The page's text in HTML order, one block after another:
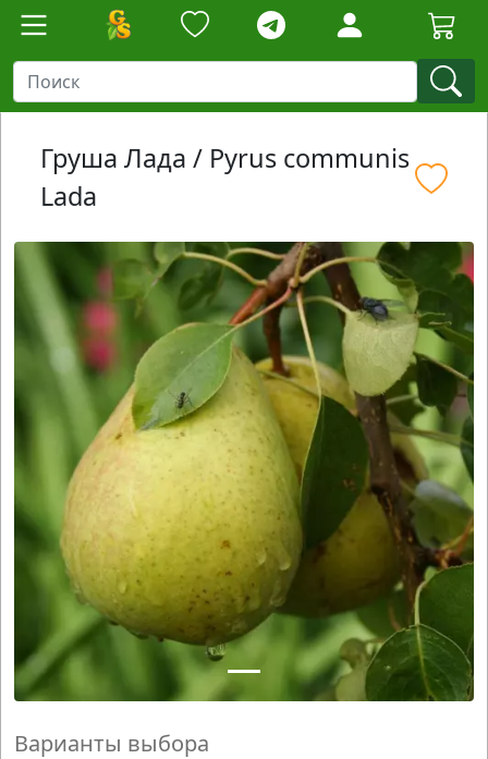
Груша Лада / Pyrus communis
Lada
Варианты выбора